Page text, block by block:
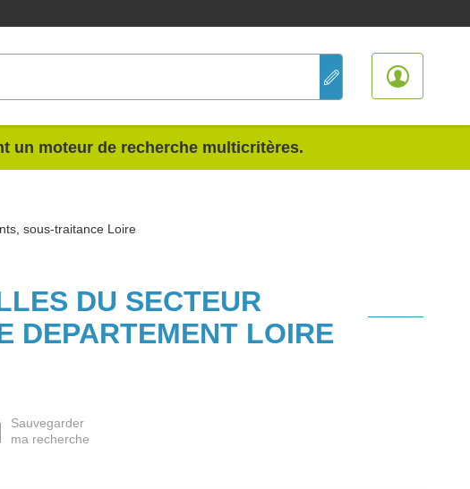
un moteur de recherche multicritères.
sous-traitance Loire
DU SECTEUR
DEPARTEMENT LOIRE
Sauvegarder
ma recherche